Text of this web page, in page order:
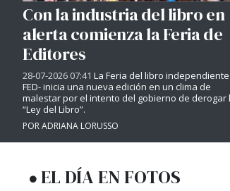
Con la industria del libro en
alerta comienza la Feria de
Editores
28-07-2026 07:41 La Feria del libro
FED- inicia una nueva edición en un clima de
malestar por el intento del gobierno de derogar
“Ley del Libro”.
POR ADRIANA LORUSSO
EL DÍA EN FOTOS